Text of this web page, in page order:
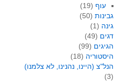
עוף (19)
גבינות(50)
גינה (1)
דגים (49)
הגיגים (99)
היסטוריה (18)
הנל"צ (היינו, נהנינו, לא צלמנו)
(3)